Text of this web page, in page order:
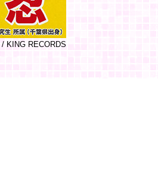
/ KING RECORDS